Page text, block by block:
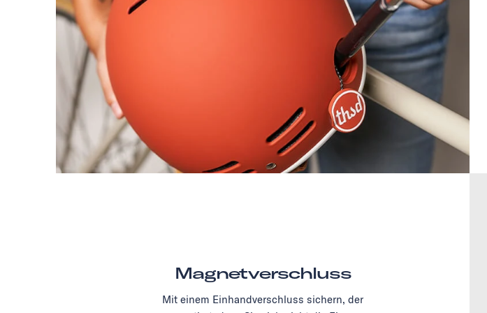
Magnetverschluss
Mit einem Einhandverschluss sichern, der